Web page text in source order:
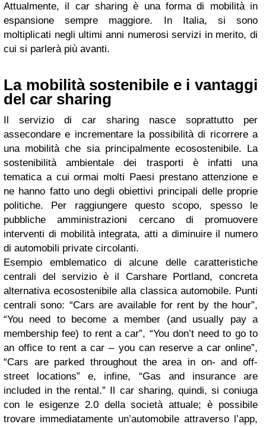
Attualmente, il car sharing è una forma di mobilità in
espansione sempre maggiore. In Italia, si sono
moltiplicati negli ultimi anni numerosi servizi in merito, di
cui si parlerà più avanti.
La mobilità sostenibile e i vantaggi
del car sharing
Il servizio di car sharing nasce soprattutto per
assecondare e incrementare la possibilità di ricorrere a
una mobilità che sia principalmente ecosostenibile. La
sostenibilità ambientale dei trasporti è infatti una
tematica a cui ormai molti Paesi prestano attenzione e
ne hanno fatto uno degli obiettivi principali delle proprie
politiche. Per raggiungere questo scopo, spesso le
pubbliche amministrazioni cercano di promuovere
interventi di mobilità integrata, atti a diminuire il numero
di automobili private circolanti.
Esempio emblematico di alcune delle caratteristiche
centrali del servizio è il Carshare Portland, concreta
alternativa ecosostenibile alla classica automobile. Punti
centrali sono: “Cars are available for rent by the hour”,
“You need to become a member (and usually pay a
membership fee) to rent a car”, “You don’t need to go to
an office to rent a car – you can reserve a car online”,
“Cars are parked throughout the area in on- and off-
street locations” e, infine, “Gas and insurance are
included in the rental.” Il car sharing, quindi, si coniuga
con le esigenze 2.0 della società attuale; è possibile
trovare immediatamente un’automobile attraverso l’app,